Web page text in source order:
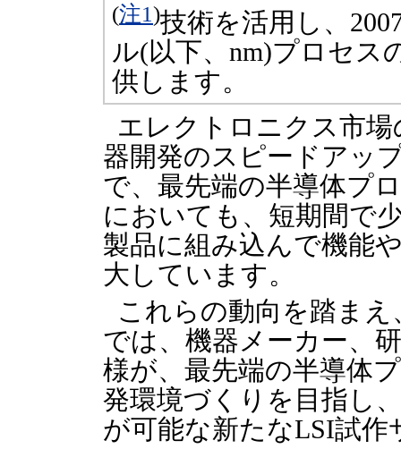
(注1)技術を活用し、
ル(以下、nm)プロセス
供します。
エレクトロニクス市
器開発のスピードアッ
で、最先端の半導体プ
においても、短期間で
製品に組み込んで機能
大しています。
これらの動向を踏ま
では、機器メーカー、
様が、最先端の半導体
発環境づくりを目指し
が可能な新たなLSI試